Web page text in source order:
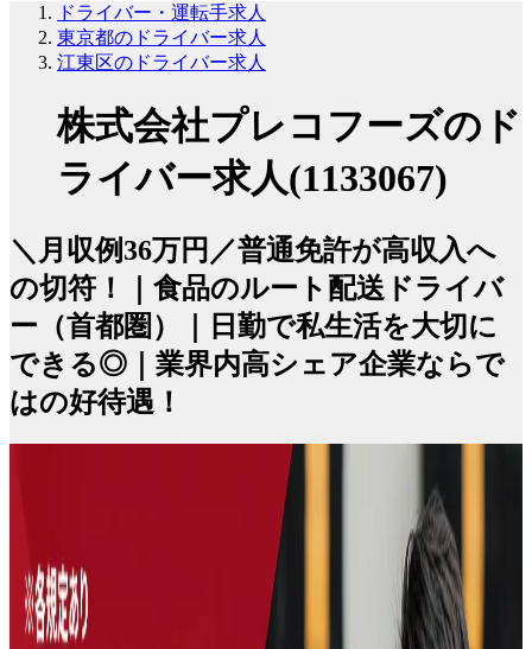
ドライバー・運転手求人
東京都のドライバー求人
江東区のドライバー求人
株式会社プレコフーズのド
ライバー求人(1133067)
＼月収例36万円／普通免許が高収入へ
の切符！｜食品のルート配送ドライバ
ー（首都圏）｜日勤で私生活を大切に
できる◎｜業界内高シェア企業ならで
はの好待遇！